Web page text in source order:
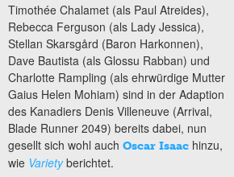
Timothée Chalamet (als Paul Atreides),
Rebecca Ferguson (als Lady Jessica),
Stellan Skarsgård (Baron Harkonnen),
Dave Bautista (als Glossu Rabban) und
Charlotte Rampling (als ehrwürdige Mutter
Gaius Helen Mohiam) sind in der Adaption
des Kanadiers Denis Villeneuve (Arrival,
Blade Runner 2049) bereits dabei, nun
gesellt sich wohl auch Oscar Isaac hinzu,
wie Varietyberichtet.